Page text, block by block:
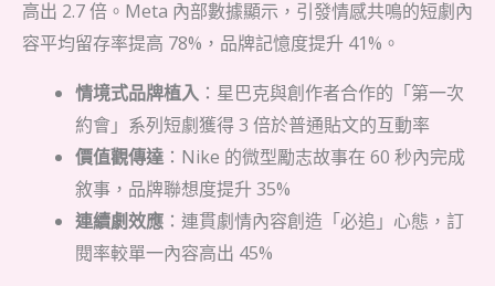
高出 2.7 倍。Meta 內部數據顯示，引發情感共鳴的短劇內
容平均留存率提高 78%，品牌記憶度提升 41%。
情境式品牌植入 ：星巴克與創作者合作的「第一次
約會」系列短劇獲得 3 倍於普通貼文的互動率
價值觀傳達：Nike 的微型勵志故事在 60 秒內完成
敘事，品牌聯想度提升 35%
連續劇效應 ：連貫劇情內容創造「必追」心態，訂
閱率較單一內容高出 45%